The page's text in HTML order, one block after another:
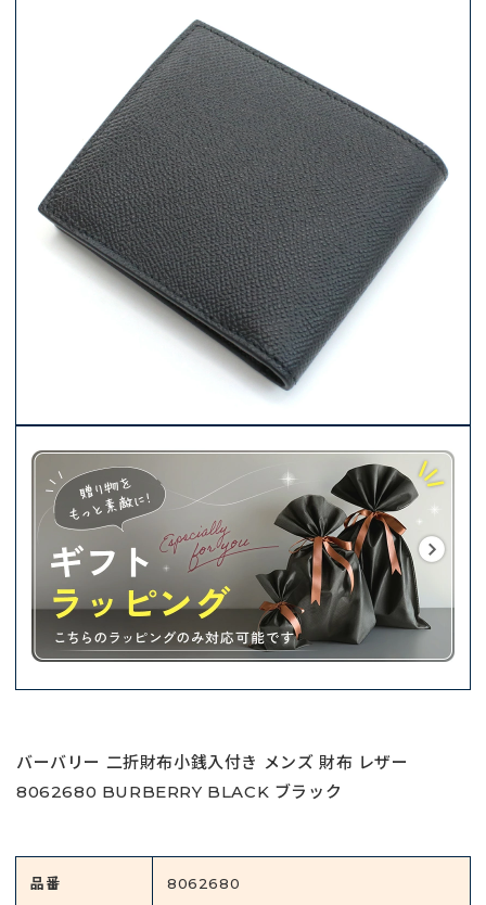
バーバリー 二折財布小銭入付き メンズ 財布 レザー
8062680 BURBERRY BLACK ブラック
品番 8062680